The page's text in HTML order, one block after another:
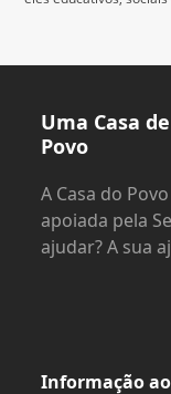
Uma Casa
Povo
A Casa do
apoiada pela
ajudar? A sua
Informação